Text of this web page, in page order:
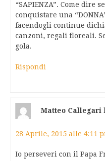
“SAPIENZA”. Come dire
conquistare una
facendogli continue
canzoni, regali floreali.
gola.
Rispondi
Matteo Callegari
28 Aprile, 2015 alle 4:11
Io perseveri con il Papa